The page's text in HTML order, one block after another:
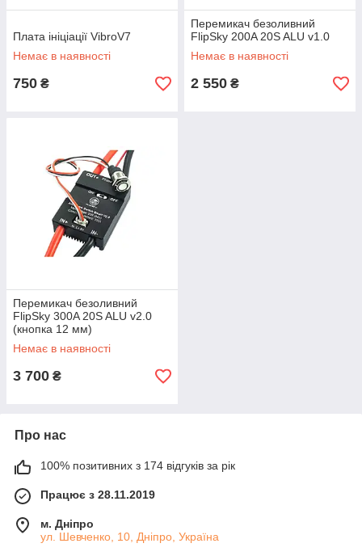
Плата ініціації VibroV7
Немає в наявності
750 ₴
Перемикач безоливний
FlipSky 200A 20S ALU v1.0
Немає в наявності
2 550 ₴
Перемикач безоливний
FlipSky 300A 20S ALU v2.0
(кнопка 12 мм)
Немає в наявності
3 700 ₴
Про нас
100% позитивних з 174 відгуків за рік
Працює з 28.11.2019
м. Дніпро
ул. Шевченко, 10, Дніпро, Україна